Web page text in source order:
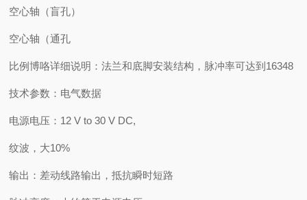
空心轴（盲孔）
空心轴（通孔
比例博咯详细说明：法兰和底脚安装结构，脉冲率可达到16348
技术参数：电气数据
电源电压：12 V to 30 V DC,
纹波，大10%
输出：差动线路输出，抵抗瞬时短路